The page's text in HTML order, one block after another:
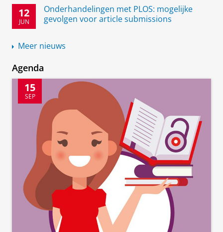
12
JUN
Onderhandelingen met PLOS: mogelijke
gevolgen voor article submissions
Meer nieuws
Agenda
15
SEP